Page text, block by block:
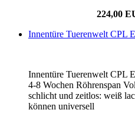
224,00
Innentüre Tuerenwelt CPL
Innentüre Tuerenwelt CPL
4-8 Wochen Röhrenspan
schlicht und zeitlos: weiß
können universell